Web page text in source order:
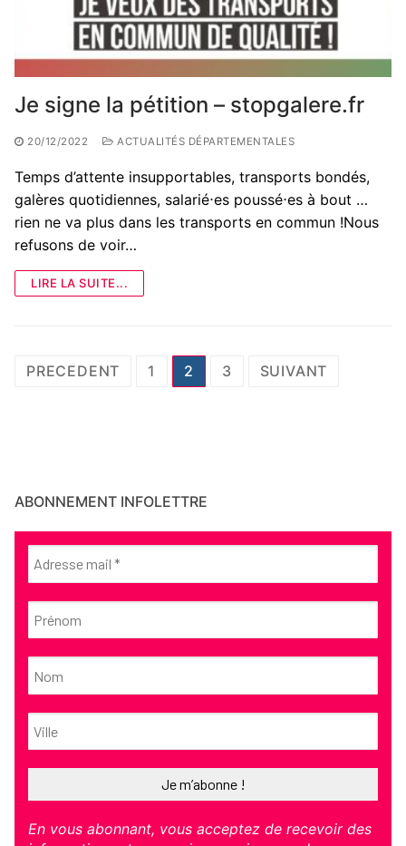
Je signe la pétition – stopgalere.fr
20/12/2022 ACTUALITÉS DÉPARTEMENTALES
Temps d’attente insupportables, transports bondés,
galères quotidiennes, salarié⋅es poussé⋅es à bout …
rien ne va plus dans les transports en commun !Nous
refusons de voir…
LIRE LA SUITE...
Pagination
PRECEDENT 1 2 3 SUIVANT
ABONNEMENT INFOLETTRE
En vous abonnant, vous acceptez de recevoir des